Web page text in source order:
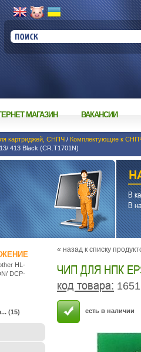
МАГАЗИН ВАКАНСИИ
картриджей, СНПЧ / Комплектующие к
413 Black (CR.T1701N)
В
В
« назад к списку
ЧИП ДЛЯ НПК
код товара:
есть в наличии
HL-
DCP-
(15)